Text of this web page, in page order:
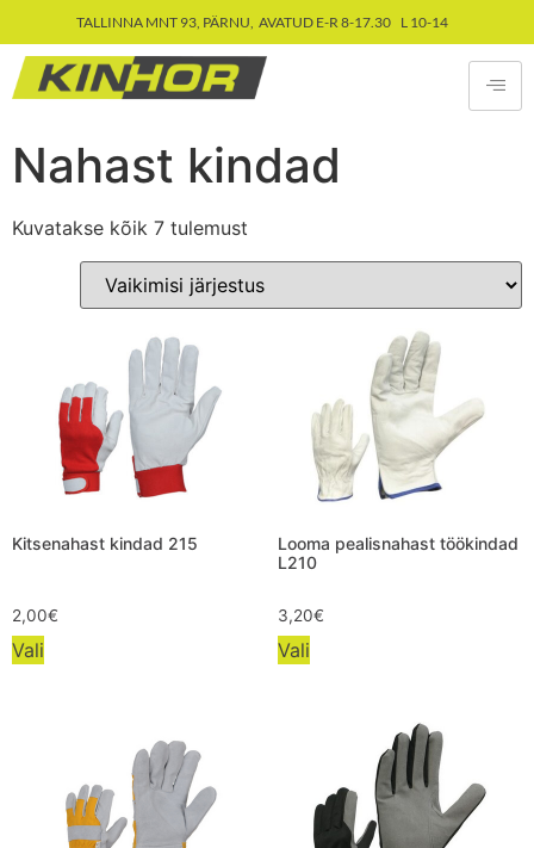
TALLINNA MNT 93, PÄRNU, AVATUD E-R 8-17.30 L 10-14
Nahast kindad
Kuvatakse kõik 7 tulemust
Kitsenahast kindad 215
2,00€
Vali
Looma pealisnahast töökindad
L210
3,20€
Vali